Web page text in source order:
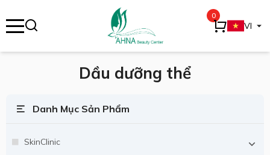
menu 0
VI
Dầu dưỡng thể
Danh Mục Sản Phẩm
SkinClinic